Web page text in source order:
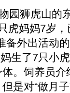
园狮虎山的
虎妈妈7岁
外出活动的
了7只小虎
。饲养员
是对“做月